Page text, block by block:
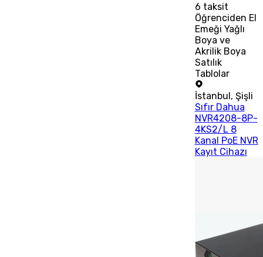
6 taksit
Öğrenciden El
Emeği Yağlı
Boya ve
Akrilik Boya
Satılık
Tablolar
İstanbul, Şişli
Sıfır Dahua
NVR4208-8P-
4KS2/L 8
Kanal PoE NVR
Kayıt Cihazı